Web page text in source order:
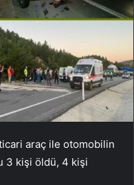
araç ile otomobilin
3 kişi öldü, 4 kişi